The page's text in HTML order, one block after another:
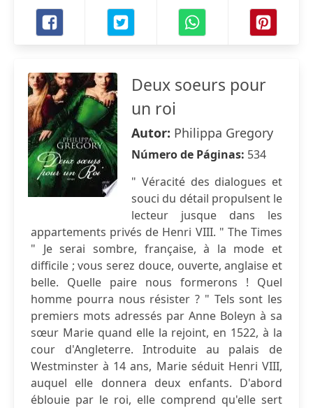
Deux soeurs pour
un roi
Autor: Philippa Gregory
Número de Páginas: 534
" Véracité des dialogues et
souci du détail propulsent le
lecteur jusque dans les
appartements privés de Henri VIII. " The Times
" Je serai sombre, française, à la mode et
difficile ; vous serez douce, ouverte, anglaise et
belle. Quelle paire nous formerons ! Quel
homme pourra nous résister ? " Tels sont les
premiers mots adressés par Anne Boleyn à sa
sœur Marie quand elle la rejoint, en 1522, à la
cour d'Angleterre. Introduite au palais de
Westminster à 14 ans, Marie séduit Henri VIII,
auquel elle donnera deux enfants. D'abord
éblouie par le roi, elle comprend qu'elle sert